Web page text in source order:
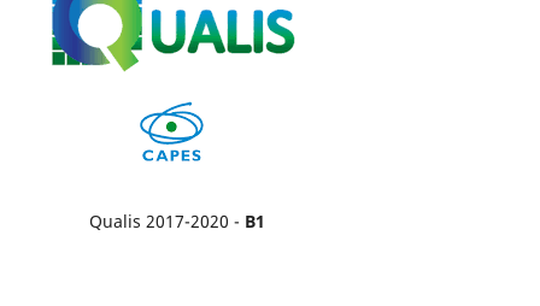
Qualis 2017-2020 - B1